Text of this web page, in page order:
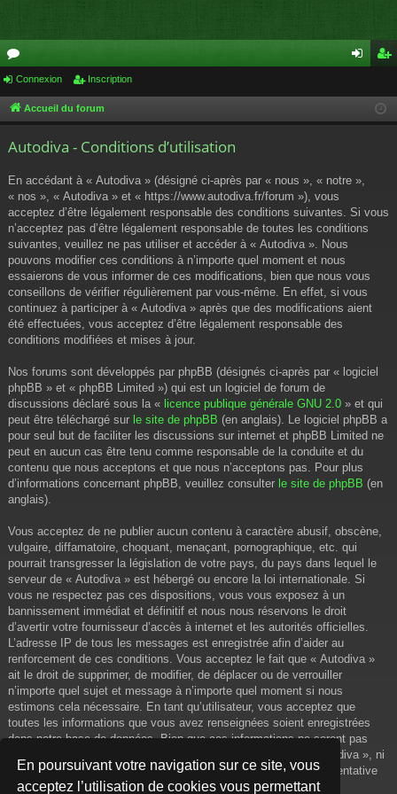
En poursuivant votre navigation sur ce site, vous
acceptez l’utilisation de cookies vous permettant
or
u cri
Connexion Inscription
Accueil du forum
Autodiva - Conditions d’utilisation
En accédant à « Autodiva » (désigné ci-après par « nous », « notre »,
« nos », « Autodiva » et « https://www.autodiva.fr/forum »), vous
acceptez d’être légalement responsable des conditions suivantes. Si vous
n’acceptez pas d’être légalement responsable de toutes les conditions
suivantes, veuillez ne pas utiliser et accéder à « Autodiva ». Nous
pouvons modifier ces conditions à n’importe quel moment et nous
essaierons de vous informer de ces modifications, bien que nous vous
conseillons de vérifier régulièrement par vous-même. En effet, si vous
continuez à participer à « Autodiva » après que des modifications aient
été effectuées, vous acceptez d’être légalement responsable des
conditions modifiées et mises à jour.
Nos forums sont développés par phpBB (désignés ci-après par « logiciel
phpBB » et « phpBB Limited ») qui est un logiciel de forum de
discussions déclaré sous la « licence publique générale GNU 2.0 » et qui
peut être téléchargé sur le site de phpBB (en anglais). Le logiciel phpBB a
pour seul but de faciliter les discussions sur internet et phpBB Limited ne
peut en aucun cas être tenu comme responsable de la conduite et du
contenu que nous acceptons et que nous n’acceptons pas. Pour plus
d’informations concernant phpBB, veuillez consulter le site de phpBB (en
anglais).
Vous acceptez de ne publier aucun contenu à caractère abusif, obscène,
vulgaire, diffamatoire, choquant, menaçant, pornographique, etc. qui
pourrait transgresser la législation de votre pays, du pays dans lequel le
serveur de « Autodiva » est hébergé ou encore la loi internationale. Si
vous ne respectez pas ces dispositions, vous vous exposez à un
bannissement immédiat et définitif et nous nous réservons le droit
d’avertir votre fournisseur d’accès à internet et les autorités officielles.
L’adresse IP de tous les messages est enregistrée afin d’aider au
renforcement de ces conditions. Vous acceptez le fait que « Autodiva »
ait le droit de supprimer, de modifier, de déplacer ou de verrouiller
n’importe quel sujet et message à n’importe quel moment si nous
estimons cela nécessaire. En tant qu’utilisateur, vous acceptez que
toutes les informations que vous avez renseignées soient enregistrées
dans notre base de données. Bien que ces informations ne seront pas
diffusées à une tierce partie sans votre consentement, ni « Autodiva », ni
phpBB, ne pourront être tenus comme responsables en cas de tentative
de piratage informatique visant à compromettre vos données.